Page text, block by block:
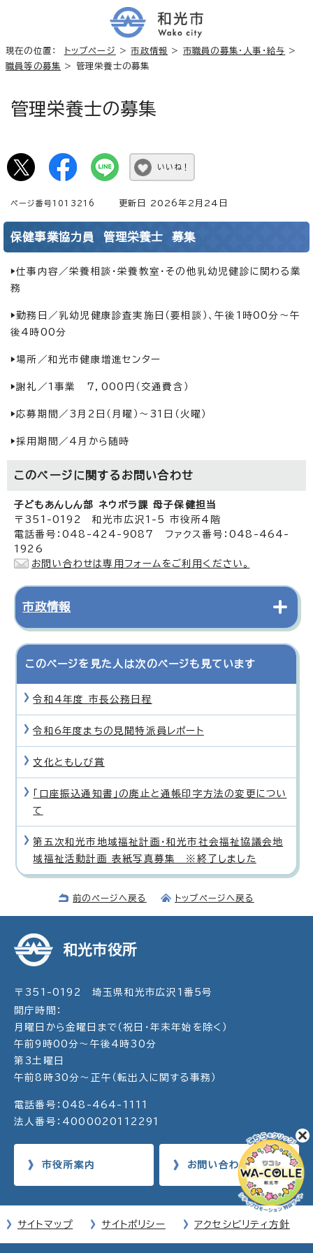
現在の位置： トップページ >市政情報 > 市職員の募集・人事・給与 >
職員等の募集 > 管理栄養士の募集
管理栄養士の募集
いいね！
ページ番号1013216 更新日 2026年2月24日
保健事業協力員 管理栄養士 募集
▶仕事内容／栄養相談・栄養教室・その他乳幼児健診に関わる業
務
▶勤務日／乳幼児健康診査実施日（要相談）、午後1時00分～午
後4時00分
▶場所／和光市健康増進センター
▶謝礼／1事業 7，000円（交通費含）
▶応募期間／3月2日（月曜）～31日（火曜）
▶採用期間／4月から随時
このページに関する お問い合わせ
子どもあんしん部 ネウボラ課 母子保健担当
〒351-0192 和光市広沢1-5 市役所4階
電話番号：048-424-9087 ファクス番号：048-464-
1926
お問い合わせは専用フォームをご利用ください。
市政情報
このページを見た人は次のページも見ています
令和4年度 市長公務日程
令和6年度まちの見聞特派員レポート
文化ともしび賞
「口座振込通知書」の廃止と通帳印字方法の変更につい
て
第五次和光市地域福祉計画・和光市社会福祉協議会地
域福祉活動計画 表紙写真募集 ※終了しました
前のページへ戻る トップページへ戻る
和光市役所
〒351-0192 埼玉県和光市広沢1番5号
開庁時間：
月曜日から金曜日まで（祝日・年末年始を除く）
午前9時00分～午後4時30分
第3土曜日
午前8時30分～正午（転出入に関する事務）
電話番号：048-464-1111
法人番号：4000020112291
市役所案内 お問い合わせ
サイトマップ サイトポリシー アクセシビリティ方針